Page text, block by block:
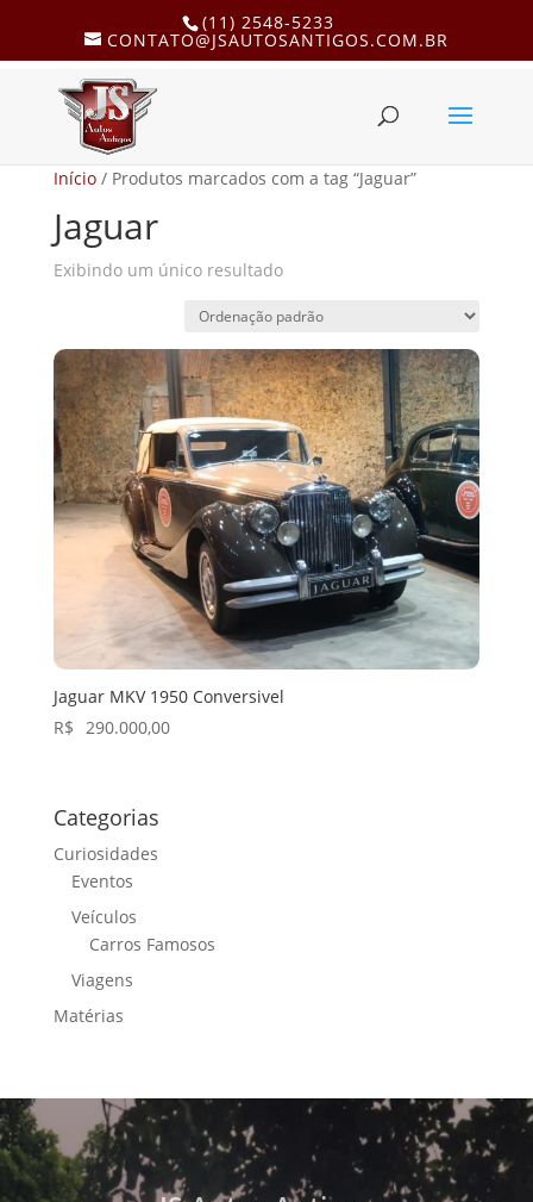
(11) 2548-5233
CONTATO@JSAUTOSANTIGOS.COM.BR
Início/ Produtos marcados com a tag “Jaguar”
Jaguar
Exibindo um único resultado
Jaguar MKV 1950 Conversivel
R$
290.000,00
Categorias
Curiosidades
Eventos
Veículos
Carros Famosos
Viagens
Matérias